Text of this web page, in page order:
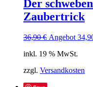
Der
Zaubertrick
36,90€
war:
Angebot
inkl. 19 % MwSt.
zzgl. Versandkosten